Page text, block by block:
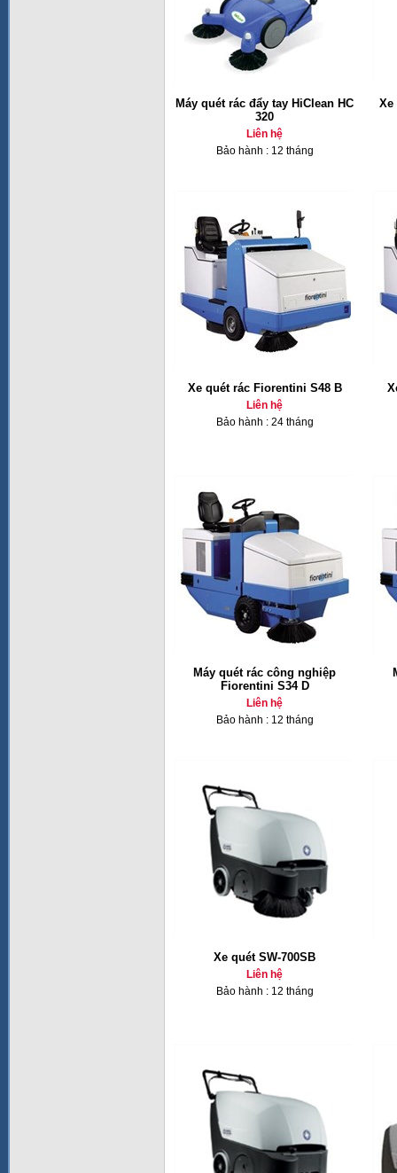
Máy quét rác đẩy tay HiClean HC
320
Liên hệ
Bảo hành : 12 tháng
Xe
Xe quét rác Fiorentini S48 B
Liên hệ
Bảo hành : 24 tháng
Máy quét rác công nghiệp
Fiorentini S34 D
Liên hệ
Bảo hành : 12 tháng
Xe quét SW-700SB
Liên hệ
Bảo hành : 12 tháng